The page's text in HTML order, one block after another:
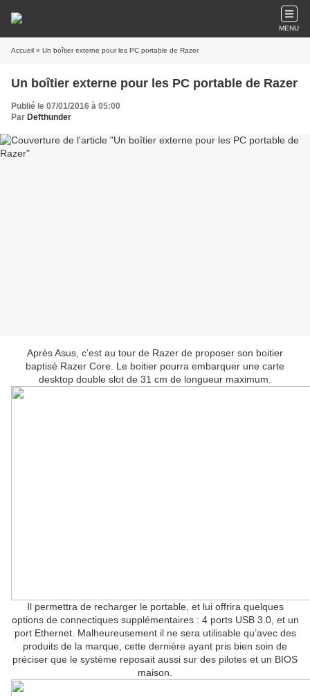
MENU
Accueil » Un boîtier externe pour les PC portable de Razer
Un boîtier externe pour les PC portable de Razer
Publié le 07/01/2016 à 05:00
Par Defthunder
Après Asus, c’est au tour de Razer de proposer son boitier
baptisé Razer Core. Le boitier pourra embarquer une carte
desktop double slot de 31 cm de longueur maximum.
Il permettra de recharger le portable, et lui offrira quelques
options de connectiques supplémentaires : 4 ports USB 3.0, et un
port Ethernet. Malheureusement il ne sera utilisable qu’avec des
produits de la marque, cette dernière ayant pris bien soin de
préciser que le système reposait aussi sur des pilotes et un BIOS
maison.